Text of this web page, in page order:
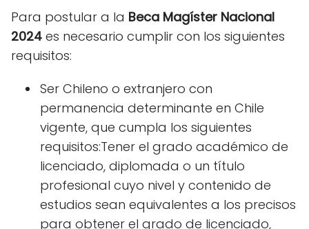
Para postular a la Beca Magíster Nacional
2024 es necesario cumplir con los siguientes
requisitos:
Ser Chileno o extranjero con
permanencia determinante en Chile
vigente, que cumpla los siguientes
requisitos:Tener el grado académico de
licenciado, diplomada o un título
profesional cuyo nivel y contenido de
estudios sean equivalentes a los precisos
para obtener el grado de licenciado,